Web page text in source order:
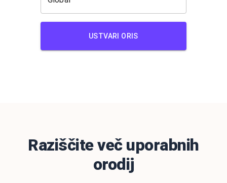
USTVARI ORIS
Raziščite več uporabnih
orodij